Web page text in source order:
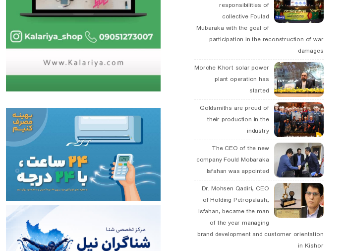
responsibilities of
collective Foulad
Mubaraka with the goal of
participation in the reconstruction of war
damages
Morche Khort solar power
plant operation has
started
Goldsmiths are proud of
their production in the
industry
The CEO of the new
company Fould Mobaraka
Isfahan was appointed
Dr. Mohsen Qadiri, CEO
of Holding Petropalash,
Isfahan, became the man
of the year managing
brand development and customer orientation
in Kishor